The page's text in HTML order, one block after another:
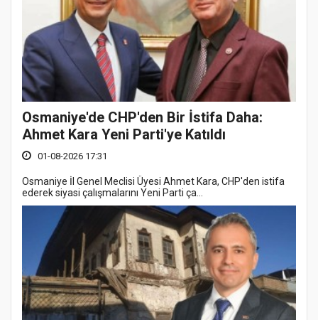
Osmaniye'de CHP'den Bir İstifa Daha:
Ahmet Kara Yeni Parti'ye Katıldı
01-08-2026 17:31
Osmaniye İl Genel Meclisi Üyesi Ahmet Kara, CHP'den istifa
ederek siyasi çalışmalarını Yeni Parti ça...